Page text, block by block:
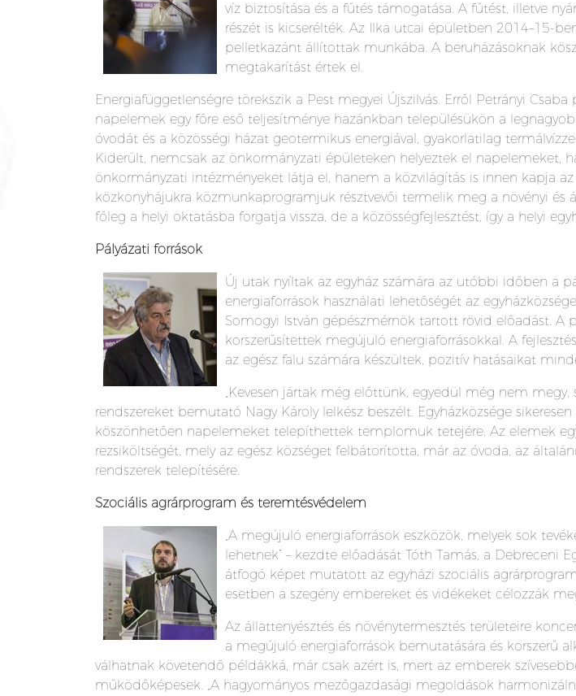
víz biztosítása és a fűtés támogatása. A fűtést, illetve
részét is kicserélték. Az Ilka utcai épületben 2014–15-
pelletkazánt állítottak munkába. A beruházásoknak
megtakarítást értek el.
Energiafüggetlenségre törekszik a Pest megyei Újszilvás. Erről Petrányi
napelemek egy főre eső teljesítménye hazánkban településükön a
óvodát és a közösségi házat geotermikus energiával, gyakorlatilag
Kiderült, nemcsak az önkormányzati épületeken helyeztek el napelemeket,
önkormányzati intézményeket látja el, hanem a közvilágítás is innen kapja
közkonyhájukra közmunkaprogramjuk résztvevői termelik meg a növényi
főleg a helyi oktatásba forgatja vissza, de a közösségfejlesztést, így a helyi
Pályázati források
Új utak nyíltak az egyház számára az utóbbi időben a
energiaforrások használati lehetőségét az
Somogyi István gépészmérnök tartott rövid előadást. A
korszerűsítettek megújuló energiaforrásokkal. A
az egész falu számára készültek, pozitív hatásaikat
„Kevesen jártak még előttünk, egyedül még nem
rendszereket bemutató Nagy Károly lelkész beszélt. Egyházközsége
köszönhetően napelemeket telepíthettek templomuk tetejére. Az elemek
rezsiköltségét, mely az egész községet felbátorította, már az óvoda, az
rendszerek telepítésére.
Szociális agrárprogram és teremtésvédelem
„A megújuló energiaforrások eszközök, melyek sok
lehetnek” – kezdte előadását Tóth Tamás, a Debreceni
átfogó képet mutatott az egyházi szociális
esetben a szegény embereket és vidékeket célozzák
Az állattenyésztés és növénytermesztés területeire
a megújuló energiaforrások bemutatására és korszerű
válhatnak követendő példákká, már csak azért is, mert az emberek
működőképesek. „A hagyományos mezőgazdasági megoldások